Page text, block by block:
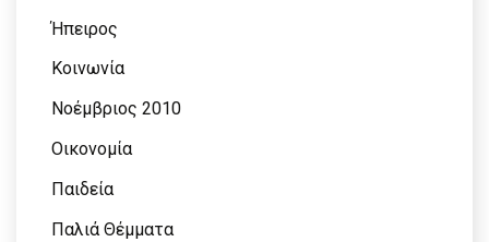
Ήπειρος
Κοινωνία
Νοέμβριος 2010
Οικονομία
Παιδεία
Παλιά Θέμματα